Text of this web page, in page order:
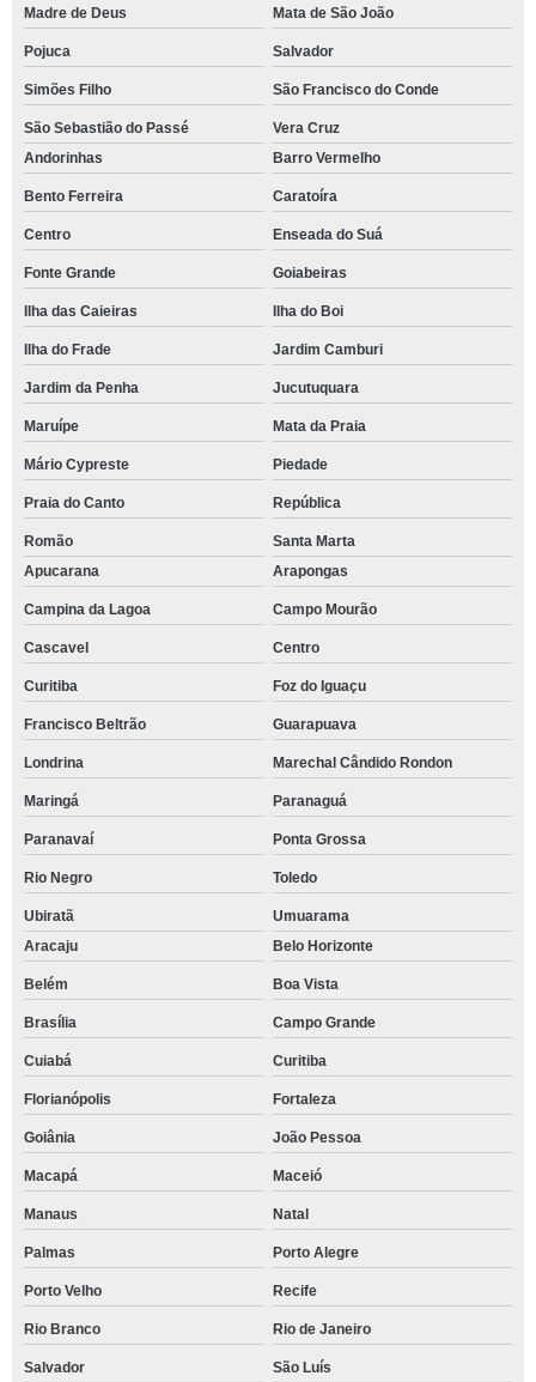
Madre de Deus Mata de São João
Pojuca Salvador
Simões Filho São Francisco do Conde
São Sebastião do Passé
Vera Cruz
Andorinhas
Barro Vermelho
Bento Ferreira Caratoíra
Centro Enseada do Suá
Fonte Grande Goiabeiras
Ilha das Caieiras Ilha do Boi
Ilha do Frade Jardim Camburi
Jardim da Penha Jucutuquara
Maruípe Mata da Praia
Mário Cypreste Piedade
Praia do Canto República
Romão
Santa Marta
Apucarana
Arapongas
Campina da Lagoa Campo Mourão
Cascavel Centro
Curitiba Foz do Iguaçu
Francisco Beltrão Guarapuava
Londrina Marechal Cândido Rondon
Maringá Paranaguá
Paranavaí Ponta Grossa
Rio Negro Toledo
Ubiratã
Umuarama
Aracaju
Belo Horizonte
Belém Boa Vista
Brasília Campo Grande
Cuiabá Curitiba
Florianópolis Fortaleza
Goiânia João Pessoa
Macapá Maceió
Manaus Natal
Palmas Porto Alegre
Porto Velho Recife
Rio Branco Rio de Janeiro
Salvador São Luís